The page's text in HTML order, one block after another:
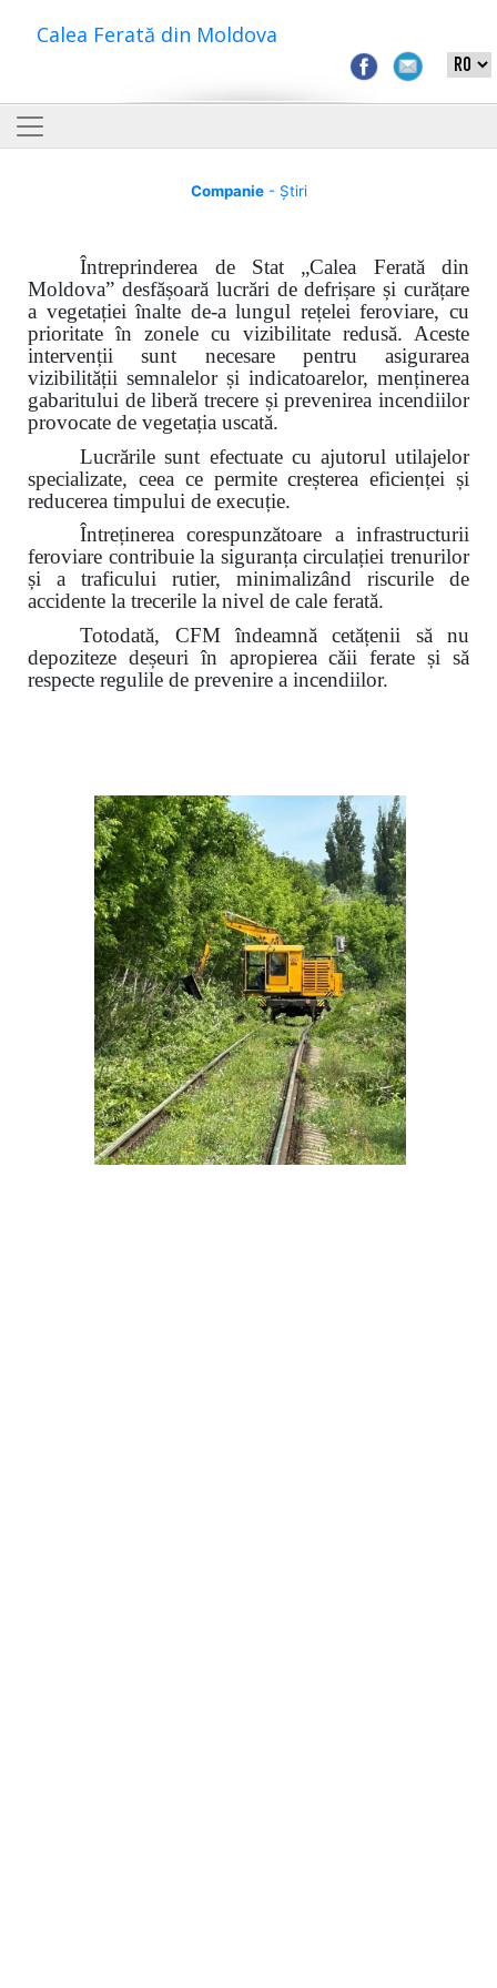
Calea Ferată din Moldova
Companie- Știri
Întreprinderea de Stat „Calea Ferată din
Moldova” desfășoară lucrări de defrișare și curățare
a vegetației înalte de-a lungul rețelei feroviare, cu
prioritate în zonele cu vizibilitate redusă. Aceste
intervenții sunt necesare pentru asigurarea
vizibilității semnalelor și indicatoarelor, menținerea
gabaritului de liberă trecere și prevenirea incendiilor
provocate de vegetația uscată.
Lucrările sunt efectuate cu ajutorul utilajelor
specializate, ceea ce permite creșterea eficienței și
reducerea timpului de execuție.
Întreținerea corespunzătoare a infrastructurii
feroviare contribuie la siguranța circulației trenurilor
și a traficului rutier, minimalizând riscurile de
accidente la trecerile la nivel de cale ferată.
Totodată, CFM îndeamnă cetățenii să nu
depoziteze deșeuri în apropierea căii ferate și să
respecte regulile de prevenire a incendiilor.